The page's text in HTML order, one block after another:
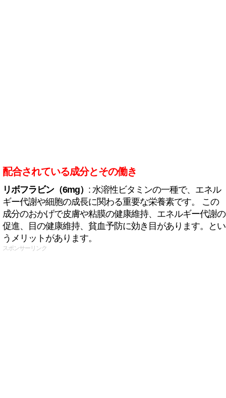
配合されている成分とその働き
リボフラビン（6mg） : 水溶性ビタミンの一種で、エネル
ギー代謝や細胞の成長に関わる重要な栄養素です。 この
成分のおかげで皮膚や粘膜の健康維持、エネルギー代謝の
促進、目の健康維持、貧血予防に効き目があります。とい
うメリットがあります。
スポンサーリンク